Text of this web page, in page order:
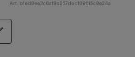
Art. b1ed9ea3c0af8d257dec199615c8e24a